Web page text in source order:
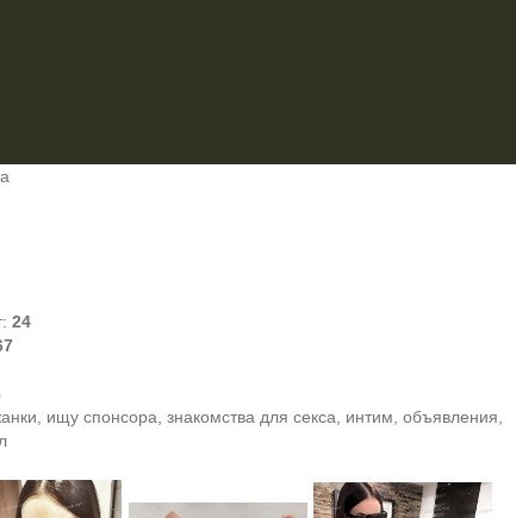
24
ищу спонсора, знакомства для секса, интим, объявления,